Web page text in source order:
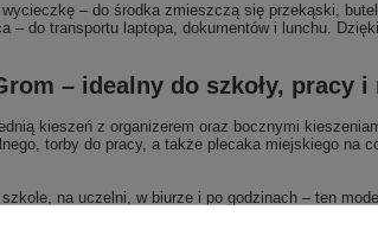
– do środka zmieszczą się przekąski,
do transportu laptopa, dokumentów i lunchu.
– idealny do szkoły, pracy i
kieszeń z organizerem oraz bocznymi
torby do pracy, a także plecaka miejskiego
na uczelni, w biurze i po godzinach – ten
oraz pozwala bezpiecznie przewozić